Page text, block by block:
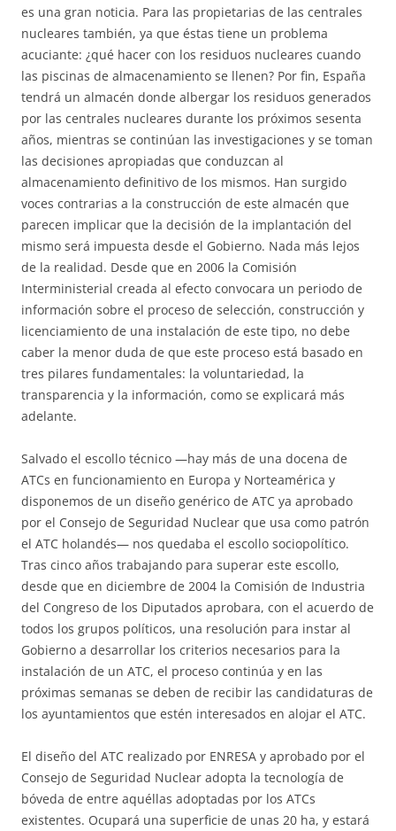
es una gran noticia. Para las propietarias de las centrales
nucleares también, ya que éstas tiene un problema
acuciante: ¿qué hacer con los residuos nucleares cuando
las piscinas de almacenamiento se llenen? Por fin, España
tendrá un almacén donde albergar los residuos generados
por las centrales nucleares durante los próximos sesenta
años, mientras se continúan las investigaciones y se toman
las decisiones apropiadas que conduzcan al
almacenamiento definitivo de los mismos. Han surgido
voces contrarias a la construcción de este almacén que
parecen implicar que la decisión de la implantación del
mismo será impuesta desde el Gobierno. Nada más lejos
de la realidad. Desde que en 2006 la Comisión
Interministerial creada al efecto convocara un periodo de
información sobre el proceso de selección, construcción y
licenciamiento de una instalación de este tipo, no debe
caber la menor duda de que este proceso está basado en
tres pilares fundamentales: la voluntariedad, la
transparencia y la información, como se explicará más
adelante.
Salvado el escollo técnico —hay más de una docena de
ATCs en funcionamiento en Europa y Norteamérica y
disponemos de un diseño genérico de ATC ya aprobado
por el Consejo de Seguridad Nuclear que usa como patrón
el ATC holandés— nos quedaba el escollo sociopolítico.
Tras cinco años trabajando para superar este escollo,
desde que en diciembre de 2004 la Comisión de Industria
del Congreso de los Diputados aprobara, con el acuerdo de
todos los grupos políticos, una resolución para instar al
Gobierno a desarrollar los criterios necesarios para la
instalación de un ATC, el proceso continúa y en las
próximas semanas se deben de recibir las candidaturas de
los ayuntamientos que estén interesados en alojar el ATC.
El diseño del ATC realizado por ENRESA y aprobado por el
Consejo de Seguridad Nuclear adopta la tecnología de
bóveda de entre aquéllas adoptadas por los ATCs
existentes. Ocupará una superficie de unas 20 ha, y estará